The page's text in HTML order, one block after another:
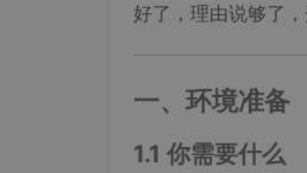
好了，理由说够了，
一、环境准备
1.1 你需要什么